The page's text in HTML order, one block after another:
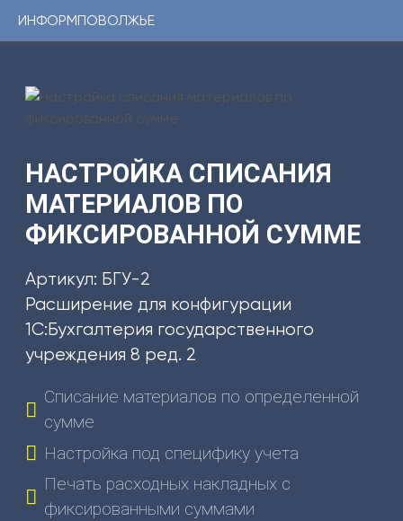
ИНФОРМПОВОЛЖЬЕ
Регистрационный
номер
37331-
0251
от
24.01.2014г.
Youtube-
Telegram-
канал
КОНТАКТЫ
274-
80-
gov-
Услуги
Программы
Уникальные
решения
ИНФОРМПОВОЛЖЬЕ
НАСТРОЙКА СПИСАНИЯ
МАТЕРИАЛОВ ПО
ФИКСИРОВАННОЙ СУММЕ
Артикул: БГУ-2
Расширение для конфигурации
1С:Бухгалтерия государственного
учреждения 8 ред. 2
Списание материалов по определенной
сумме
Настройка под специфику учета
Печать расходных накладных с
фиксированными суммами